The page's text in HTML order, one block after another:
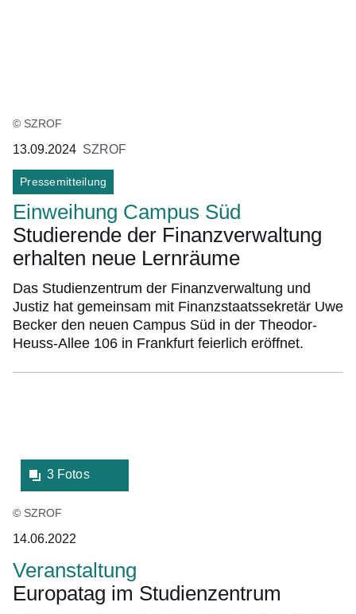
© SZROF
13.09.2024 SZROF
Pressemitteilung
Einweihung Campus Süd
Studierende der Finanzverwaltung
erhalten neue Lernräume
Das Studienzentrum der Finanzverwaltung und
Justiz hat gemeinsam mit Finanzstaatssekretär Uwe
Becker den neuen Campus Süd in der Theodor-
Heuss-Allee 106 in Frankfurt feierlich eröffnet.
Lightbox:
3 Fotos
© SZROF
14.06.2022
Veranstaltung
Europatag im Studienzentrum